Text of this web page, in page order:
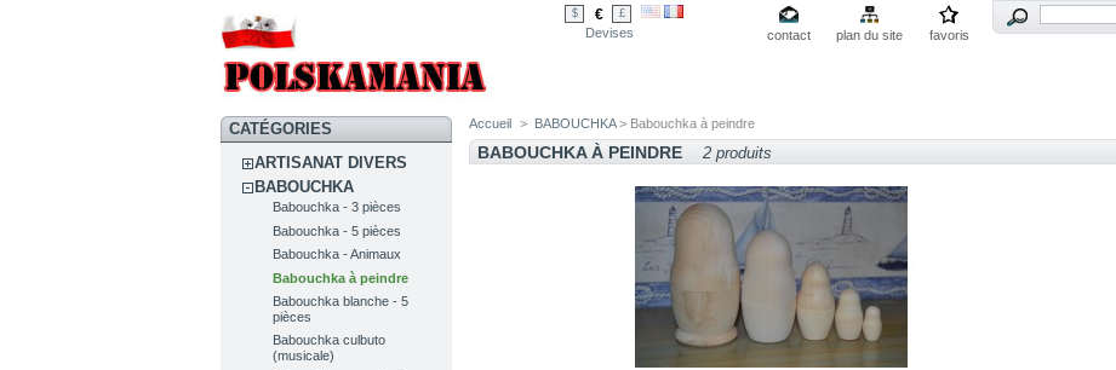
$ € £
Devises contact plan du site
favoris
CATÉGORIES
ARTISANAT DIVERS
BABOUCHKA
Babouchka - 3 pièces
Babouchka - 5 pièces
Babouchka - Animaux
Babouchka à peindre
Babouchka blanche - 5
pièces
Babouchka culbuto
(musicale)
Accueil > BABOUCHKA> Babouchka à peindre
BABOUCHKA À PEINDRE 2 produits